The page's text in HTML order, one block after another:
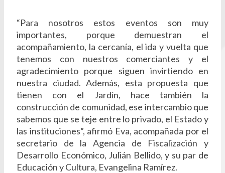
“Para nosotros estos eventos son muy
importantes, porque demuestran el
acompañamiento, la cercanía, el ida y vuelta que
tenemos con nuestros comerciantes y el
agradecimiento porque siguen invirtiendo en
nuestra ciudad. Además, esta propuesta que
tienen con el Jardín, hace también la
construcción de comunidad, ese intercambio que
sabemos que se teje entre lo privado, el Estado y
las instituciones”, afirmó Eva, acompañada por el
secretario de la Agencia de Fiscalización y
Desarrollo Económico, Julián Bellido, y su par de
Educación y Cultura, Evangelina Ramírez.